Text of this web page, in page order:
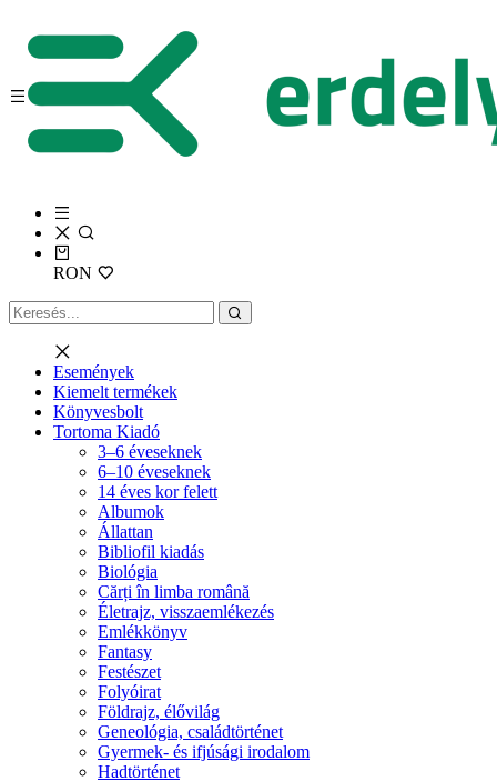
RON
Események
Kiemelt termékek
Könyvesbolt
Tortoma Kiadó
3–6 éveseknek
6–10 éveseknek
14 éves kor felett
Albumok
Állattan
Bibliofil kiadás
Biológia
Cărți în limba română
Életrajz, visszaemlékezés
Emlékkönyv
Fantasy
Festészet
Folyóirat
Földrajz, élővilág
Geneológia, családtörténet
Gyermek- és ifjúsági irodalom
Hadtörténet